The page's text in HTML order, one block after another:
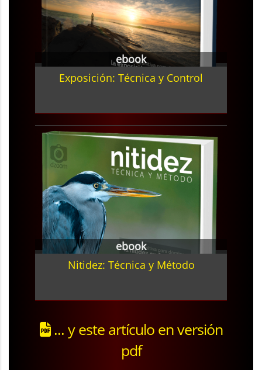
ebook
Exposición: Técnica y Control
ebook
Nitidez: Técnica y Método
... y este artículo en versión
pdf